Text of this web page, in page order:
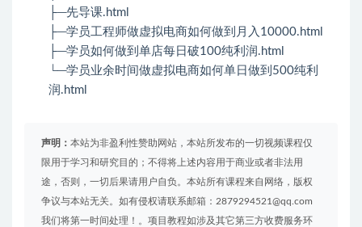
├─先导课.html
├─学员工程师做虚拟电商如何做到月入10000.html
├─学员如何做到单店每日破100纯利润.html
└─学员业余时间做虚拟电商如何单日做到500纯利
润.html
声明： 本站为非盈利性赞助网站，本站所发布的一切视频课程仅
限用于学习和研究目的；不得将上述内容用于商业或者非法用
途，否则，一切后果请用户自负。本站所有课程来自网络，版权
争议与本站无关。如有侵权请联系邮箱：2879294521@qq.com
我们将第一时间处理！。项目教程如涉及其它第三方收费服务环